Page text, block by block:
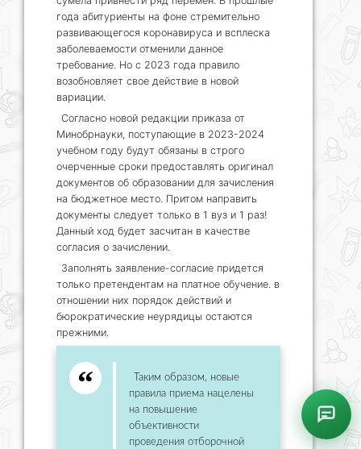
года абитуриенты на фоне стремительно
развивающегося коронавируса и всплеска
заболеваемости отменили данное
требование. Но с 2023 года правило
возобновляет свое действие в новой
вариации.
Согласно новой редакции приказа от
Минобрнауки, поступающие в 2023-2024
учебном году будут обязаны в строго
очерченные сроки предоставлять оригинал
документов об образовании для зачисления
на бюджетное место. Притом направить
документы следует только в 1 вуз и 1 раз!
Данный ход будет засчитан в качестве
согласия о зачислении.
Заполнять заявление-согласие придется
только претендентам на платное обучение. в
отношении них порядок действий и
бюрократические неурядицы остаются
прежними.
Таким образом, новые
правила приема нацелены
на повышение
объективности
проведения отборочной